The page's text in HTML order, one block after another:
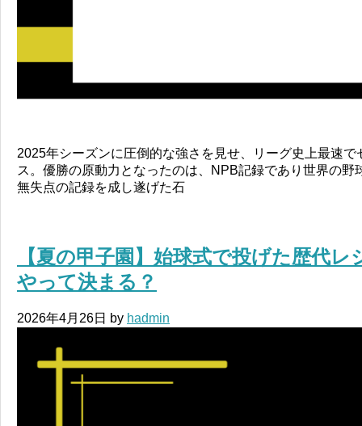
2025年シーズンに圧倒的な強さを見せ、リーグ史上最速
ス。優勝の原動力となったのは、NPB記録であり世界の野
無失点の記録を成し遂げた石
【夏の甲子園】始球式で投げた歴代
やって決まる？
2026年4月26日 by hadmin